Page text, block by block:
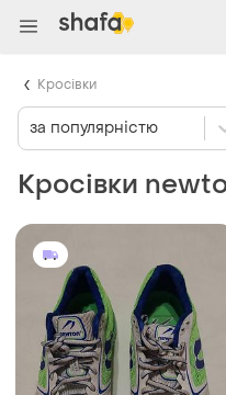
Кросівки
за популярністю
Кросівки